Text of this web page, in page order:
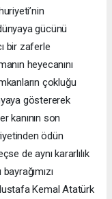
gücünü
bir zaferle
heyecanını
çokluğu
göstererek
kanının son
ödün
de aynı kararlılık
Kemal Atatürk